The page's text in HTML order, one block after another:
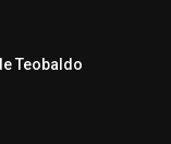
Teobaldo